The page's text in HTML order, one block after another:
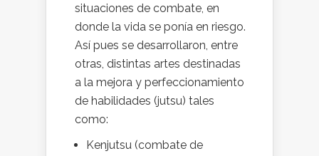
situaciones de combate, en
donde la vida se ponía en riesgo.
Así pues se desarrollaron, entre
otras, distintas artes destinadas
a la mejora y perfeccionamiento
de habilidades (jutsu) tales
como:
Kenjutsu (combate de